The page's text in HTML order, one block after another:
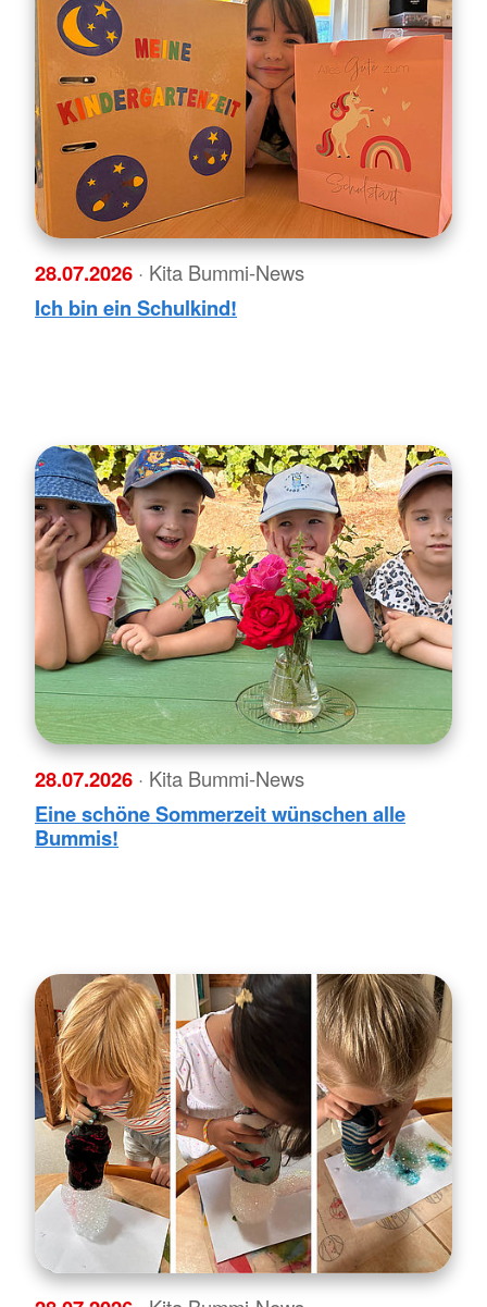
28.07.2026 · Kita Bummi-News
Ich bin ein Schulkind!
28.07.2026 · Kita Bummi-News
Eine schöne Sommerzeit wünschen alle
Bummis!